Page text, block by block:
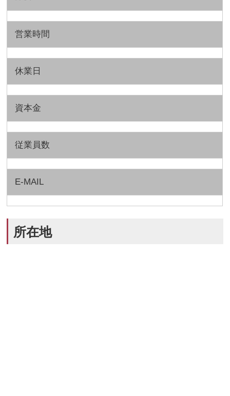
営業時間
休業日
資本金
従業員数
E-MAIL
所在地